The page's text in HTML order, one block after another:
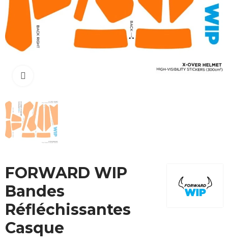
FORWARD WIP
Bandes
Réfléchissantes
Casque